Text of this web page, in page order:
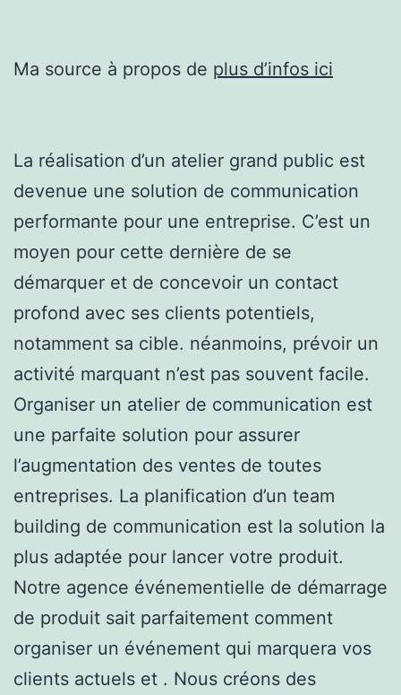
Ma source à propos de plus d’infos ici
La réalisation d’un atelier grand public est
devenue une solution de communication
performante pour une entreprise. C’est un
moyen pour cette dernière de se
démarquer et de concevoir un contact
profond avec ses clients potentiels,
notamment sa cible. néanmoins, prévoir un
activité marquant n’est pas souvent facile.
Organiser un atelier de communication est
une parfaite solution pour assurer
l’augmentation des ventes de toutes
entreprises. La planification d’un team
building de communication est la solution la
plus adaptée pour lancer votre produit.
Notre agence événementielle de démarrage
de produit sait parfaitement comment
organiser un événement qui marquera vos
clients actuels et . Nous créons des